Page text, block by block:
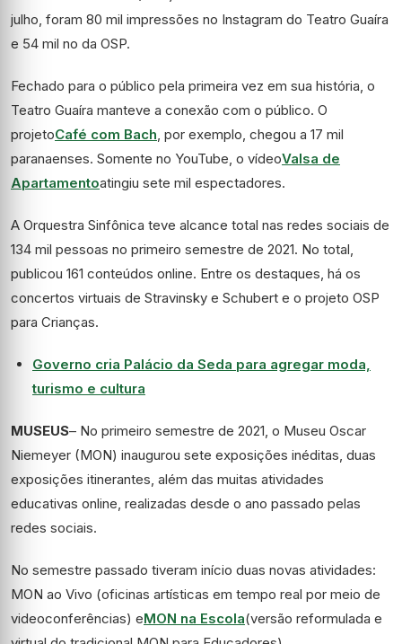
julho, foram 80 mil impressões no Instagram do Teatro Guaíra
e 54 mil no da OSP.
Fechado para o público pela primeira vez em sua história, o
Teatro Guaíra manteve a conexão com o público. O
projetoCafé com Bach, por exemplo, chegou a 17 mil
paranaenses. Somente no YouTube, o vídeoValsa de
Apartamentoatingiu sete mil espectadores.
A Orquestra Sinfônica teve alcance total nas redes sociais de
134 mil pessoas no primeiro semestre de 2021. No total,
publicou 161 conteúdos online. Entre os destaques, há os
concertos virtuais de Stravinsky e Schubert e o projeto OSP
para Crianças.
Governo cria Palácio da Seda para agregar moda,
turismo e cultura
MUSEUS– No primeiro semestre de 2021, o Museu Oscar
Niemeyer (MON) inaugurou sete exposições inéditas, duas
exposições itinerantes, além das muitas atividades
educativas online, realizadas desde o ano passado pelas
redes sociais.
No semestre passado tiveram início duas novas atividades:
MON ao Vivo (oficinas artísticas em tempo real por meio de
videoconferências) eMON na Escola(versão reformulada e